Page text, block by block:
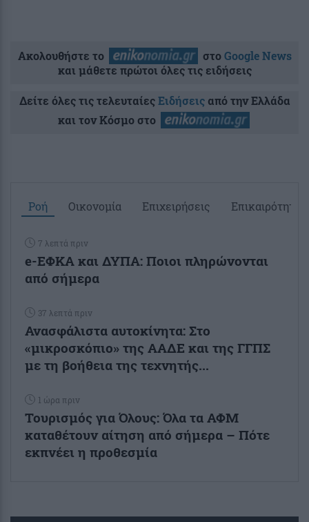
Ακολουθήστε το στοGoogle News
και μάθετε πρώτοι όλες τις ειδήσεις
Δείτε όλες τις τελευταίεςΕιδήσειςαπό την Ελλάδα
και τον Κόσμο στο
Ροή Οικονομία Επιχειρήσεις Επικαιρότητα
7 λεπτά πριν
e-ΕΦΚΑ και ΔΥΠΑ: Ποιοι πληρώνονται
από σήμερα
37 λεπτά πριν
Ανασφάλιστα αυτοκίνητα: Στο
«μικροσκόπιο» της ΑΑΔΕ και της ΓΓΠΣ
με τη βοήθεια της τεχνητής...
1 ώρα πριν
Τουρισμός για Όλους: Όλα τα ΑΦΜ
καταθέτουν αίτηση από σήμερα – Πότε
εκπνέει η προθεσμία